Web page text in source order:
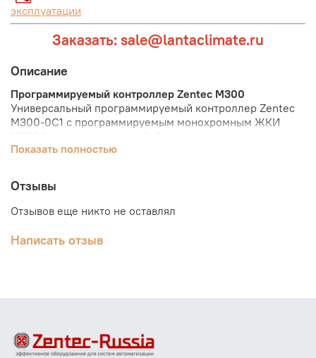
эксплуатации
Заказать: sale@lantaclimate.ru
Описание
Программируемый контроллер Zentec M300
Универсальный программируемый контроллер Zentec
M300-0C1 с программируемым монохромным ЖКИ
Для монтажа на стандартный рельс в шкаф автоматики.
специальной среды визуального программирования—
zWorkBench.
Программируемые логические контроллеры ZENTEC
просты в интеграции и обслуживании, и обеспечивают
стабильную и надежную работу системы.
Показать полностью
Отзывы
Отзывов еще никто не оставлял
Написать отзыв